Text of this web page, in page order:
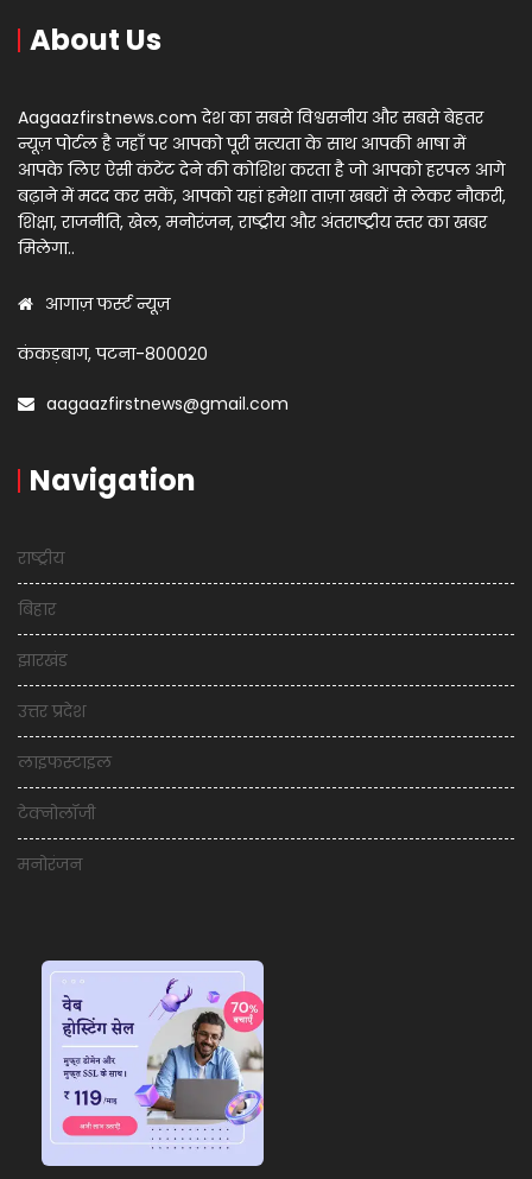
About Us
Aagaazfirstnews.com देश का सबसे विश्वसनीय और सबसे बेहतर
न्यूज़ पोर्टल है जहाँ पर आपको पूरी सत्यता के साथ आपकी भाषा में
आपके लिए ऐसी कंटेंट देने की कोशिश करता है जो आपको हरपल आगे
बढ़ाने में मदद कर सकें, आपको यहां हमेशा ताज़ा खबरों से लेकर नौकरी,
शिक्षा, राजनीति, खेल, मनोरंजन, राष्ट्रीय और अंतराष्ट्रीय स्तर का खबर
मिलेगा..
आगाज़ फर्स्ट न्यूज़
कंकड़बाग, पटना-800020
aagaazfirstnews@gmail.com
Navigation
राष्ट्रीय
बिहार
झारखंड
उत्तर प्रदेश
लाइफस्टाइल
टेक्नोलॉजी
मनोरंजन